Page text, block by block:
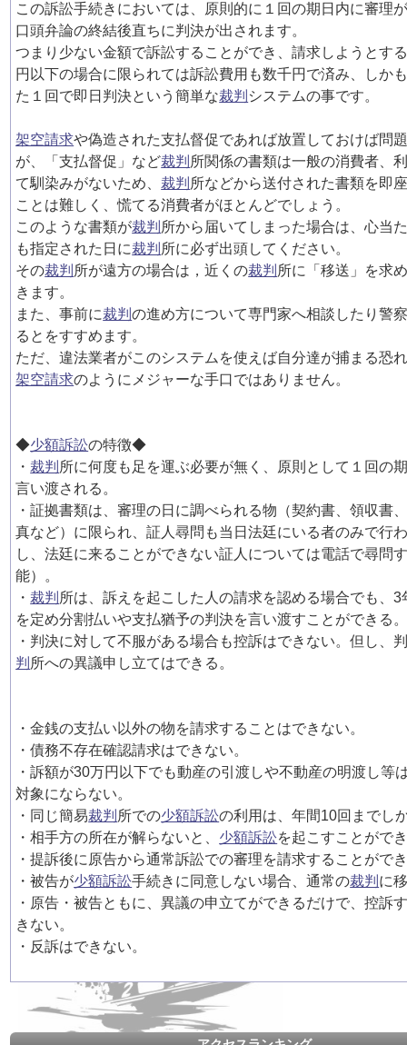
この訴訟手続きにおいては、原則的に１回の期日内に審理
口頭弁論の終結後直ちに判決が出されます。
つまり少ない金額で訴訟することができ、請求しようとす
円以下の場合に限られては訴訟費用も数千円で済み、しか
た１回で即日判決という簡単な裁判 システムの事です。
架空請求や偽造された支払督促であれば放置しておけば問
が、「支払督促」など裁判 所関係の書類は一般の消費者、
て馴染みがないため、 裁判 所などから送付された書類を即
ことは難しく、慌てる消費者がほとんどでしょう。
このような書類が裁判 所から届いてしまった場合は、心当
も指定された日に裁判 所に必ず出頭してください。
その裁判 所が遠方の場合は，近くの裁判 所に「移送」を求
きます。
また、事前に裁判の進め方について専門家へ相談したり警
るとをすすめます。
ただ、違法業者がこのシステムを使えば自分達が捕まる恐
架空請求のようにメジャーな手口ではありません。
◆少額訴訟の特徴◆
・ 裁判 所に何度も足を運ぶ必要が無く、原則として１回の
言い渡される。
・証拠書類は、審理の日に調べられる物（契約書、領収書
真など）に限られ、証人尋問も当日法廷にいる者のみで行
し、法廷に来ることができない証人については電話で尋問
能）。
・ 裁判 所は、訴えを起こした人の請求を認める場合でも、3
を定め分割払いや支払猶予の判決を言い渡すことができる
・判決に対して不服がある場合も控訴はできない。但し、
判 所への異議申し立てはできる。
・金銭の支払い以外の物を請求することはできない。
・債務不存在確認請求はできない。
・訴額が30万円以下でも動産の引渡しや不動産の明渡し等
対象にならない。
・同じ簡易裁判 所での少額訴訟の利用は、年間10回までし
・相手方の所在が解らないと、 少額訴訟を起こすことがで
・提訴後に原告から通常訴訟での審理を請求することがで
・被告が少額訴訟手続きに同意しない場合、通常の裁判 に
・原告・被告ともに、異議の申立てができるだけで、控訴
きない。
・反訴はできない。